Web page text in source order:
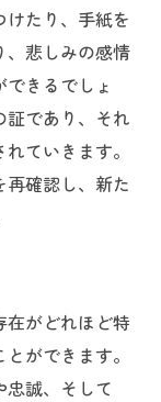
たり、手紙を
、悲しみの感情
きるでしょ
証であり、それ
ていきます。
確認し、新た
がどれほど特
ができます。
誠、そして